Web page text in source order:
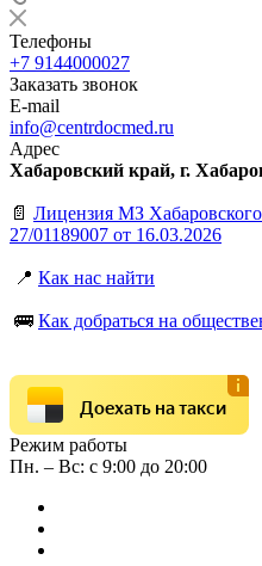
Телефоны
+7 9144000027
Заказать звонок
E-mail
info@centrdocmed.ru
Адрес
Хабаровский край, г.
📄 Лицензия МЗ
27/01189007 от 16.03.2026
📍 Как нас найти
🚌 Как добраться на
Доехать на такси
Режим работы
Пн. – Вс: с 9:00 до 20:00